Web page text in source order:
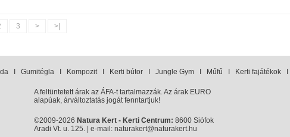
3 > >|
I GumitéglaI KompozitI Kerti bútorI Jungle GymI Műfű I Kerti fajátékokI
A feltüntetett árak az ÁFA-t tartalmazzák. Az árak EURO
alapúak, árváltoztatás jogát fenntartjuk!
©2009-2026 Natura Kert - Kerti Centrum: 8600 Siófok
Aradi Vt. u. 125. | e-mail: naturakert@naturakert.hu